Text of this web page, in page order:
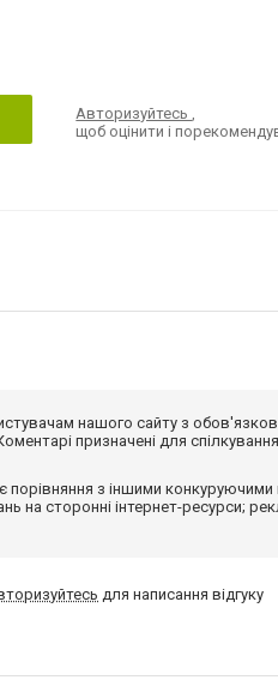
Авторизуйтесь,
щоб оцінити і
нашого сайту з
призначені для
з іншими конкуруючими
на сторонні інтернет-ресурси;
для написання відгуку